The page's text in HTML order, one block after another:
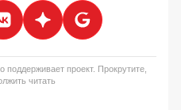
проект. Прокрутите,
читать